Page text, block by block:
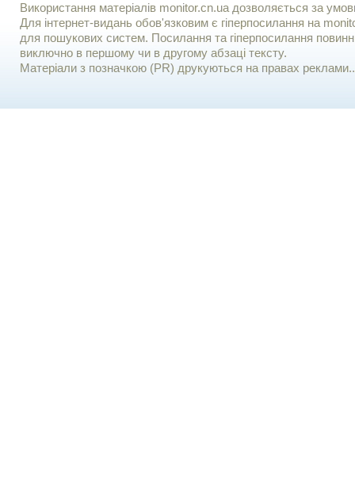
Використання матерiалiв monitor.cn.ua дозволяється за
Для iнтернет-видань обов'язковим є гiперпосилання на
для пошукових систем. Посилання та гіперпосилання
виключно в першому чи в другому абзаці тексту.
Матеріали з позначкою (PR) друкуються на правах реклами..